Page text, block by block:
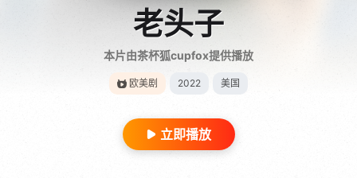
老头子
本片由茶杯狐cupfox提供播放
欧美剧 2022 美国
立即播放